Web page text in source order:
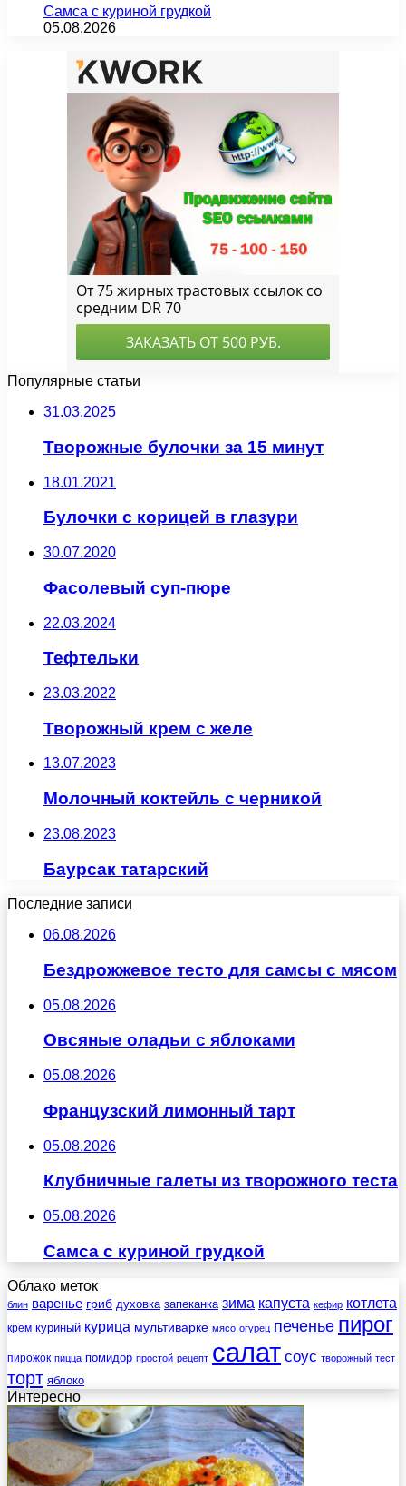
Самса с куриной грудкой
05.08.2026
Популярные статьи
31.03.2025
Творожные булочки за 15 минут
18.01.2021
Булочки с корицей в глазури
30.07.2020
Фасолевый суп-пюре
22.03.2024
Тефтельки
23.03.2022
Творожный крем с желе
13.07.2023
Молочный коктейль с черникой
23.08.2023
Баурсак татарский
Последние записи
06.08.2026
Бездрожжевое тесто для самсы с мясом
05.08.2026
Овсяные оладьи с яблоками
05.08.2026
Французский лимонный тарт
05.08.2026
Клубничные галеты из творожного теста
05.08.2026
Самса с куриной грудкой
Облако меток
блин варенье гриб духовка запеканка зима капуста кефир котлета
крем куриный курица мультиварке мясо огурец печенье пирог
пирожок пицца помидор простой рецепт салат соус творожный тест
торт яблоко
Интересно